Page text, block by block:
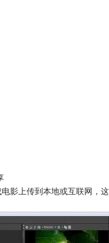
影上传到本地或互联网，这